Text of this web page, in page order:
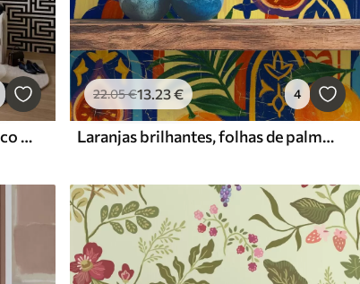
Padrão geométrico preto e branco em forma de labirinto
22.05€13.23€ 4
Laranjas brilhantes, folhas de palmeira e arcos marroquinos